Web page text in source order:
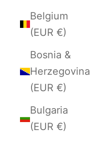
Belgium
(EUR €)
Bosnia &
Herzegovina
(EUR €)
Bulgaria
(EUR €)